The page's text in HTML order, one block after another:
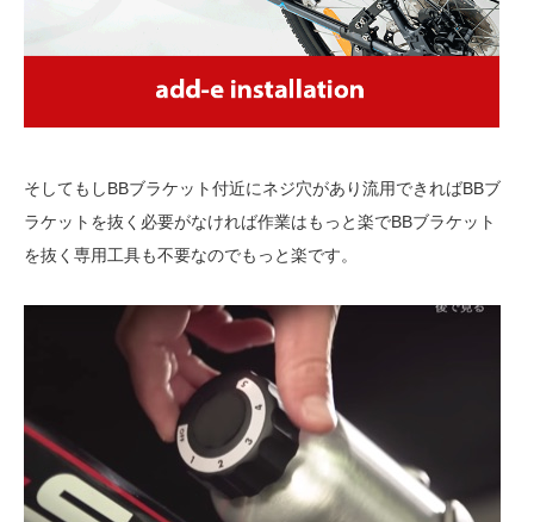
そしてもしBBブラケット付近にネジ穴があり流用できればBBブ
ラケットを抜く必要がなければ作業はもっと楽でBBブラケット
を抜く専用工具も不要なのでもっと楽です。